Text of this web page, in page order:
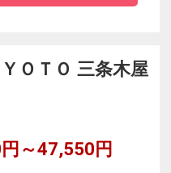
ェックイン・チェ
ＯＴＯ 三条木屋
～47,550円